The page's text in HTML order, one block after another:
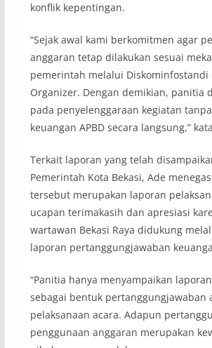
konflik kepentingan.
“Sejak awal kami berkomitmen agar
anggaran tetap dilakukan sesuai
pemerintah melalui Diskominfostandi
Organizer. Dengan demikian, panitia
pada penyelenggaraan kegiatan
keuangan APBD secara langsung,”
Terkait laporan yang telah
Pemerintah Kota Bekasi, Ade
tersebut merupakan laporan
ucapan terimakasih dan apresiasi
wartawan Bekasi Raya didukung
laporan pertanggungjawaban
“Panitia hanya menyampaikan
sebagai bentuk pertanggungjawaban
pelaksanaan acara. Adapun
penggunaan anggaran merupakan